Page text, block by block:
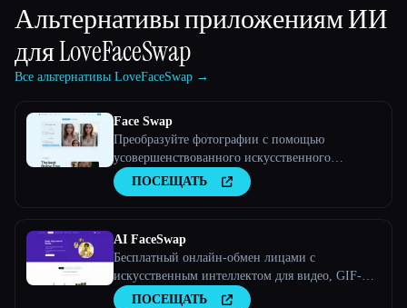
Альтернативы приложениям ИИ
дляLoveFaceSwap
Все альтернативы LoveFaceSwap →
Face Swap
Преобразуйте фотографии с помощью
усовершенствованного искусственного
интеллекта
ПОСЕЩАТЬ
AI FaceSwap
Бесплатный онлайн-обмен лицами с
искусственным интеллектом для видео, GIF-
файлов и фотографий
ПОСЕЩАТЬ